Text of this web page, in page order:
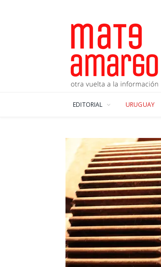
EDITORIAL URUGUAY